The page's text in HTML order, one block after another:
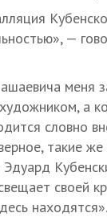
—
меня
а
словно
такие
своей
находятся».